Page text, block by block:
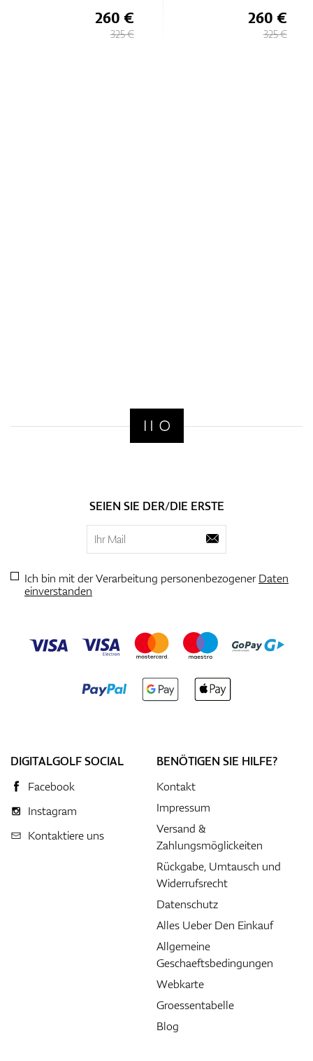
260 €
325 €
260 €
325 €
SEIEN SIE DER/DIE ERSTE
Ich bin mit der Verarbeitung personenbezogenerDaten
einverstanden
DIGITALGOLF SOCIAL
Facebook
Instagram
Kontaktiere uns
BENÖTIGEN SIE HILFE?
Kontakt
Impressum
Versand &
Zahlungsmöglickeiten
Rückgabe, Umtausch und
Widerrufsrecht
Datenschutz
Alles Ueber Den Einkauf
Allgemeine
Geschaeftsbedingungen
Webkarte
Groessentabelle
Blog